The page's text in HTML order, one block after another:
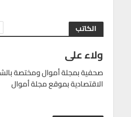
الكاتب
ولاء على
صحفية بمجلة أموال ومختصة
الاقتصادية بموقع مجلة أموال